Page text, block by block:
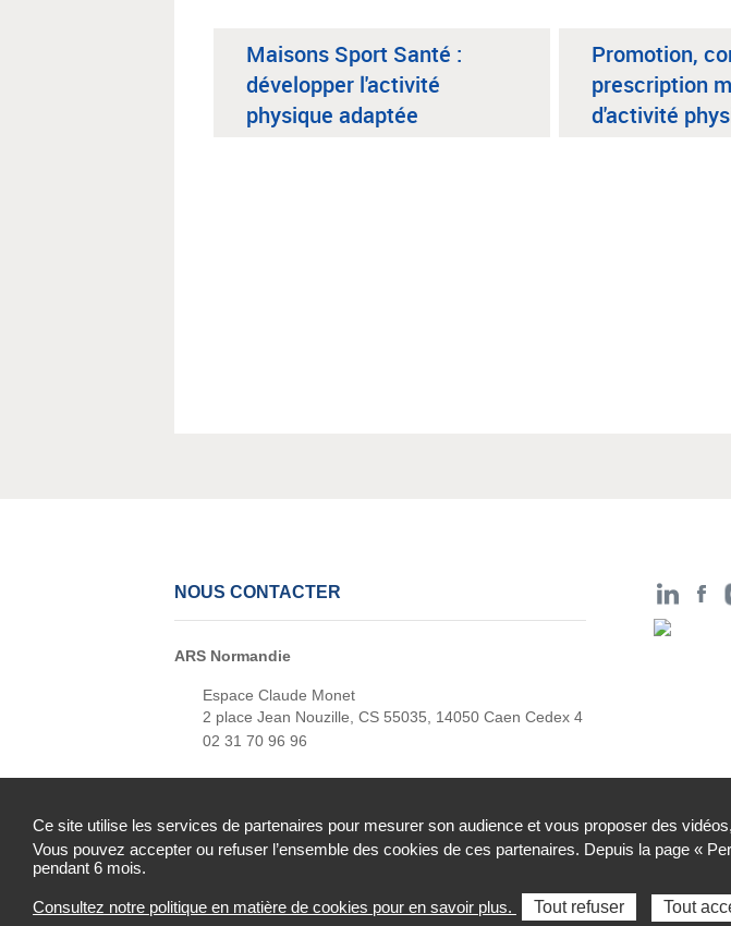
Ce site utilise les services de partenaires pour mesurer son audience et vous proposer des
Vous pouvez accepter ou refuser l’ensemble des cookies de ces partenaires. Depuis la page «
pendant 6 mois.
Consultez notre politique en matière de cookies pour en savoir plus. Tout refuser Tout
Maisons Sport Santé :
développer l'activité
physique adaptée
Promotion,
prescription
d'activité
NOUS CONTACTER
ARS Normandie
Espace Claude Monet
2 place Jean Nouzille, CS 55035, 14050 Caen Cedex 4
02 31 70 96 96
Mentions légales Cookies et traceurs Accessibilité : partiellement conforme
Sélectionnez une région